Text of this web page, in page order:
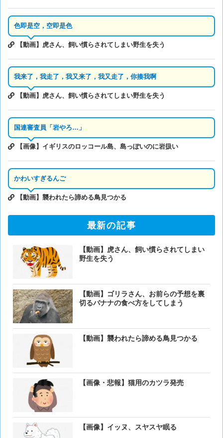
色即是空，空即是色
【動画】虎さん、飼い慣らされてしまい野生を失う
我来了，我走了，我又来了，我又走了，你揍我啊
【動画】虎さん、飼い慣らされてしまい野生を失う
国連審査員「岩やろ…」
【画像】イギリスのロッコール島、島っぽいのに岩扱い
かわいすぎるんご
【動画】襲われたら諦める鳥見つかる
最新の記事
【動画】虎さん、飼い慣らされてしまい
野生を失う
【動画】ゴリラさん、お前らの予想を裏
切るバナナの食べ方をしてしまう
【動画】襲われたら諦める鳥見つかる
【画像・悲報】猫用のカツラ発売
【画像】イッヌ、スヤスヤ眠る